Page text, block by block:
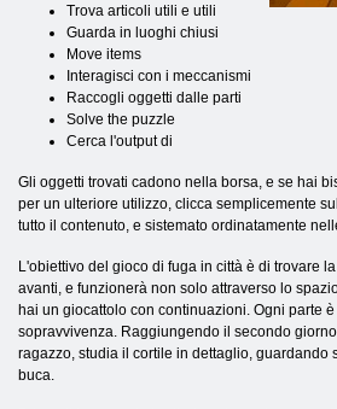
Trova articoli utili e utili
Guarda in luoghi chiusi
Move items
Interagisci con i meccanismi
Raccogli oggetti dalle parti
Solve the puzzle
Cerca l'output di
Gli oggetti trovati cadono nella borsa, e se hai
per un ulteriore utilizzo, clicca semplicemente
tutto il contenuto, e sistemato ordinatamente
L'obiettivo del gioco di fuga in città è di trovare
avanti, e funzionerà non solo attraverso lo
hai un giocattolo con continuazioni. Ogni parte
sopravvivenza. Raggiungendo il secondo
ragazzo, studia il cortile in dettaglio, guardando
buca.